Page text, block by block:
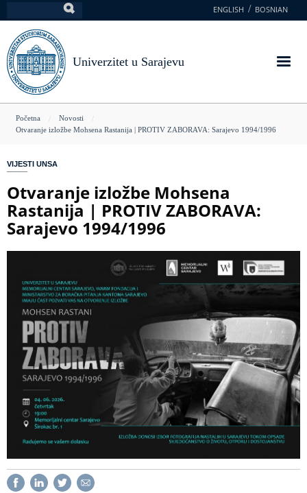
na
glavni
sadržaj
ENGLISH BOSNIAN
Univerzitet u Sarajevu
You
here
Početna
Novosti
Otvaranje izložbe Mohsena Rastanija | PROTIV ZABORAVA: Sarajevo 1994/1996
VIJESTI UNSA
Otvaranje izložbe Mohsena
Rastanija | PROTIV ZABORAVA:
Sarajevo 1994/1996